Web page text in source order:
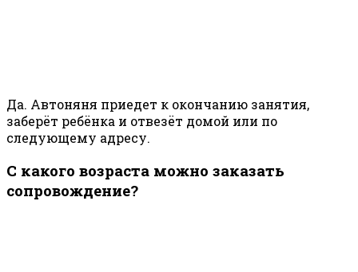
Да. Автоняня приедет к окончанию занятия,
заберёт ребёнка и отвезёт домой или по
следующему адресу.
С какого возраста можно заказать
сопровождение?